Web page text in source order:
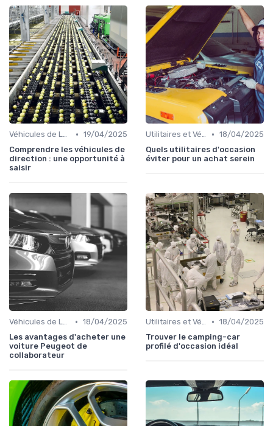
Véhicules de Luxe • 19/04/2025
Comprendre les véhicules de
direction : une opportunité à
saisir
Utilitaires et Véhicules Spéciaux • 18/04/2025
Quels utilitaires d'occasion
éviter pour un achat serein
Véhicules de Luxe • 18/04/2025
Les avantages d'acheter une
voiture Peugeot de
collaborateur
Utilitaires et Véhicules Spéciaux • 18/04/2025
Trouver le camping-car
profilé d'occasion idéal